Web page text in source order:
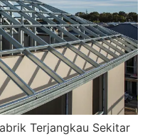
Terjangkau Sekitar